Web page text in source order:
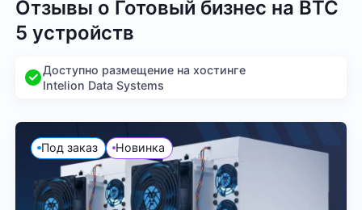
Отзывы о Готовый бизнес на BTC
5 устройств
Доступно размещение на хостинге
Intelion Data Systems
Под заказ Новинка